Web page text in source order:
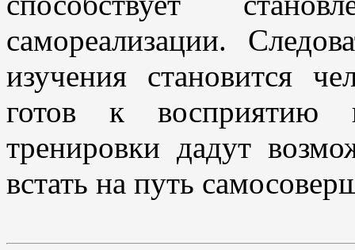
самореализации.
изучения становится
готов к восприятию
тренировки дадут
встать на путь